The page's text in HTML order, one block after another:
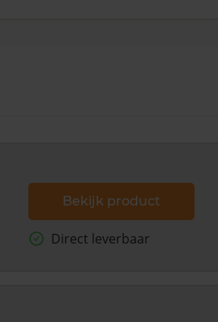
Bekijk product
Direct leverbaar